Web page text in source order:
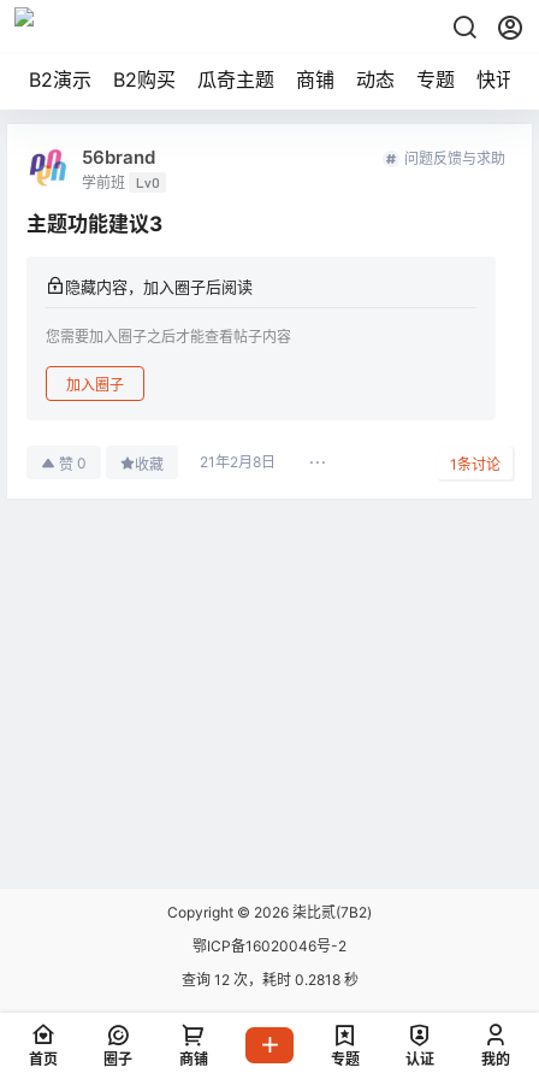
B2演示 B2购买 瓜奇主题 商铺 动态 专题 快讯
56brand
学前班 Lv0
问题反馈与求助
主题功能建议3
隐藏内容，加入圈子后阅读
您需要加入圈子之后才能查看帖子内容
加入圈子
赞 0 收藏 21年2月8日 1条讨论
Copyright © 2026 柒比贰(7B2)
鄂ICP备16020046号-2
查询 12 次，耗时 0.2818 秒
首页 圈子 商铺 专题 认证 我的